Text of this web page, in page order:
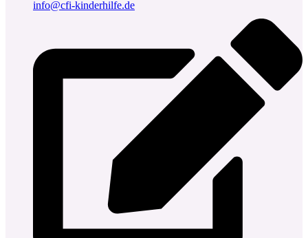
info@cfi-kinderhilfe.de